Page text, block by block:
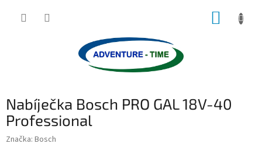
o
s
t
r
Nabíječka Bosch PRO GAL 18V-40
Professional
Značka: Bosch